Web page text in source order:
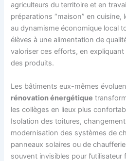
agriculteurs du territoire et en
préparations “maison” en cuisine,
au dynamisme économique local
élèves à une alimentation de
valoriser ces efforts, en
des produits.
Les bâtiments eux-mêmes
rénovation énergétique
les collèges en lieux plus
Isolation des toitures,
modernisation des systèmes de
panneaux solaires ou de
souvent invisibles pour